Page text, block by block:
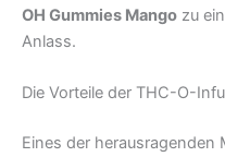
OH Gummies Mango zu
Anlass.
Die Vorteile der THC-O-
Eines der herausragenden